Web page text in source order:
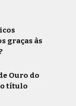
graças às
Ouro do
título